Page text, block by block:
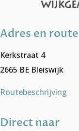
Adres en route
Kerkstraat 4
2665 BE Bleiswijk
Routebeschrijving
Direct naar